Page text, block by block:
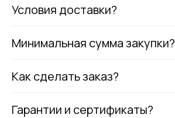
Условия доставки?
Минимальная сумма закупки?
Как сделать заказ?
Гарантии и сертификаты?